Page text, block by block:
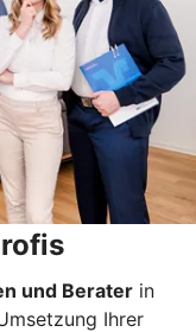
und Berater in
Ihrer